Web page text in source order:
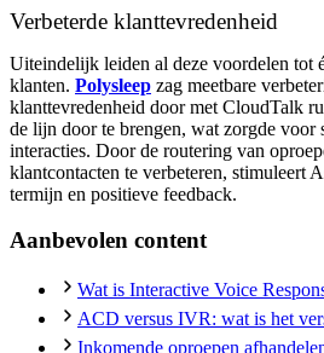
Verbeterde klanttevredenheid
Uiteindelijk leiden al deze voordelen tot
klanten. Polysleep zag meetbare
klanttevredenheid door met CloudTalk
de lijn door te brengen, wat zorgde voor
interacties. Door de routering van
klantcontacten te verbeteren, stimuleert
termijn en positieve feedback.
Aanbevolen content
Wat is Interactive Voice
ACD versus IVR: wat is het
Inkomende oproepen